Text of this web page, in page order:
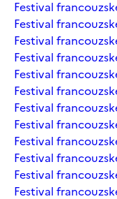
Festival
Festival
Festival
Festival
Festival
Festival
Festival
Festival
Festival
Festival
Festival
Festival